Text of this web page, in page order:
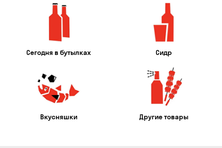
Сегодня в бутылках Сидр
Вкусняшки Другие товары